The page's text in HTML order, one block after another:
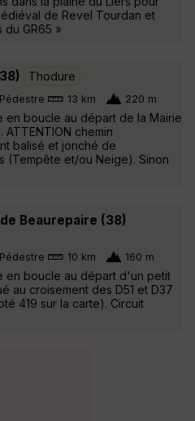
de Revel Tourdan et
GR65 »
Thodure
13 km 220 m
en boucle au départ de la Mairie
ATTENTION chemin
balisé et jonché de
(Tempête et/ou Neige). Sinon
Beaurepaire (38)
10 km 160 m
en boucle au départ d'un petit
au croisement des D51 et D37
419 sur la carte). Circuit